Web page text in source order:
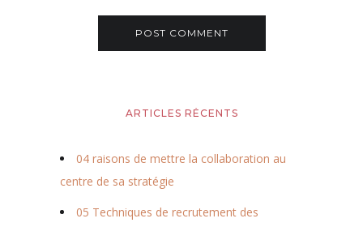
ARTICLES RÉCENTS
04 raisons de mettre la collaboration au
centre de sa stratégie
05 Techniques de recrutement des